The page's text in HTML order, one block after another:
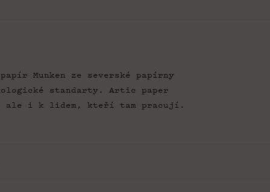
Munken ze severské papírny
standarty. Artic paper
ale i k lidem, kteří tam pracují.